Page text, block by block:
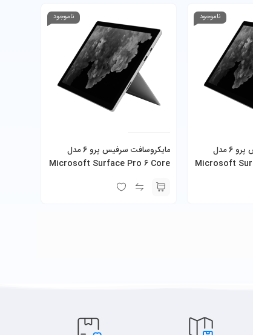
ناموجود
مایکروسافت سرفیس پرو 6 مدل
Microsoft
ناموجود
مایکروسافت سرفیس پرو 6 مدل
Microsoft Surface Pro 6 Core
کیبورد و شارژر